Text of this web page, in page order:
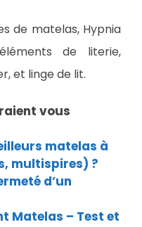
de matelas, Hypnia
de literie,
et linge de lit.
vous
matelas à
multispires) ?
d’un
Matelas – Test et